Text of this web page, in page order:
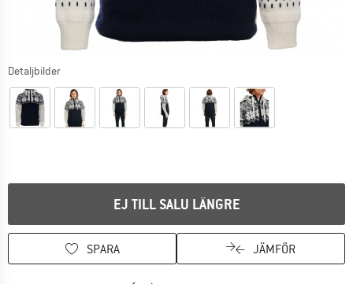
Detaljbilder
EJ TILL SALU LÄNGRE
SPARA JÄMFÖR